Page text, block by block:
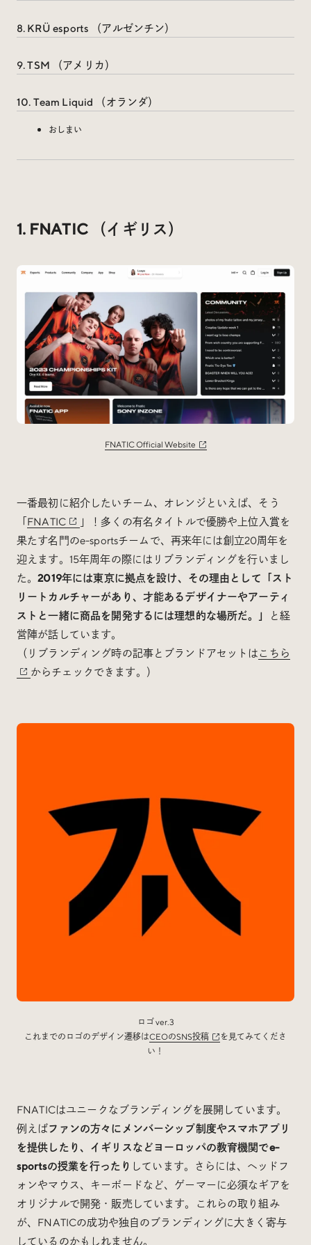
Project byFOURDIGIT,SHIFTBRAINandWab Design
8. KRÜ esports （アルゼンチン）
9. TSM （アメリカ）
10. Team Liquid （オランダ）
おしまい
1. FNATIC （イギリス）
FNATIC Official Website
一番最初に紹介したいチーム、オレンジといえば、そう
FNATIC
」！多くの有名タイトルで優勝や上位入賞を
果たす名門のe-sportsチームで、再来年には創立20周年を
迎えます。15年周年の際にはリブランディングを行いまし
た。2019年には東京に拠点を設け、その理由として「スト
リートカルチャーがあり、才能あるデザイナーやアーティ
ストと一緒に商品を開発するには理想的な場所だ。」
と経
営陣が話しています。
（リブランディング時の記事とブランドアセットはこちら
からチェックできます。）
ロゴ ver.3
これまでのロゴのデザイン遷移はCEOのSNS投稿
を見てみてくださ
い！
FNATICはユニークなブランディングを展開しています。
例えばファンの方々にメンバーシップ制度やスマホアプリ
を提供したり、イギリスなどヨーロッパの教育機関でe-
sportsの授業を行ったり しています。さらには、ヘッドフ
ォンやマウス、キーボードなど、ゲーマーに必須なギアを
オリジナルで開発・販売しています。これらの取り組み
が、FNATICの成功や独自のブランディングに大きく寄与
しているのかもしれません。